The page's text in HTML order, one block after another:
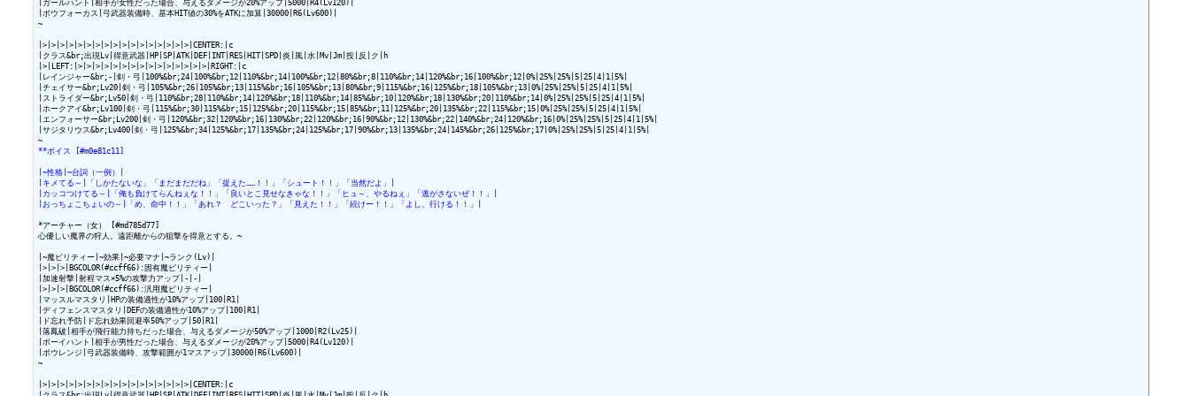
|ガールハント|相手が女性だった場合、与えるダメージが20%アップ|5000|R4(Lv120)|
|ボウフォーカス|弓武器装備時、基本HIT値の30%をATKに加算|30000|R6(Lv600)|
~
|>|>|>|>|>|>|>|>|>|>|>|>|>|>|>|>|>|CENTER:|c
|クラス&br;出現Lv|得意武器|HP|SP|ATK|DEF|INT|RES|HIT|SPD|炎|風|水|Mv|Jm|投|反|ク|h
|>|LEFT:|>|>|>|>|>|>|>|>|>|>|>|>|>|>|>|RIGHT:|c
|レインジャー&br;-|剣・弓|100%&br;24|100%&br;12|110%&br;14|100%&br;12|80%&br;8|110%&br;14|120%&br;16|100%&br;12|0%|25%|25%|5|25|4|1|5%|
|チェイサー&br;Lv20|剣・弓|105%&br;26|105%&br;13|115%&br;16|105%&br;13|80%&br;9|115%&br;16|125%&br;18|105%&br;13|0%|25%|25%|5|25|4|1|5%|
|ストライダー&br;Lv50|剣・弓|110%&br;28|110%&br;14|120%&br;18|110%&br;14|85%&br;10|120%&br;18|130%&br;20|110%&br;14|0%|25%|25%|5|25|4|1|5%|
|ホークアイ&br;Lv100|剣・弓|115%&br;30|115%&br;15|125%&br;20|115%&br;15|85%&br;11|125%&br;20|135%&br;22|115%&br;15|0%|25%|25%|5|25|4|1|5%|
|エンフォーサー&br;Lv200|剣・弓|120%&br;32|120%&br;16|130%&br;22|120%&br;16|90%&br;12|130%&br;22|140%&br;24|120%&br;16|0%|25%|25%|5|25|4|1|5%|
|サジタリウス&br;Lv400|剣・弓|125%&br;34|125%&br;17|135%&br;24|125%&br;17|90%&br;13|135%&br;24|145%&br;26|125%&br;17|0%|25%|25%|5|25|4|1|5%|
~
**ボイス [#m0e81c11]
|~性格|~台詞（一例）|
|キメてる～|「しかたないな」「まだまだだね」「捉えた……！！」「シュート！！」「当然だよ」|
|カッコつけてる～|「俺も負けてらんねぇな！！」「良いとこ見せなきゃな！！」「ヒュ～、やるねぇ」「逃がさないぜ！！」|
|おっちょこちょいの～|「め、命中！！」「あれ？　どこいった？」「見えた！！」「続けー！！」「よし、行ける！！」|
*アーチャー（女） [#md785d77]
心優しい魔界の狩人。遠距離からの狙撃を得意とする。~
|~魔ビリティー|~効果|~必要マナ|~ランク(Lv)|
|>|>|>|BGCOLOR(#ccff66):固有魔ビリティー|
|加速射撃|射程マス×5%の攻撃力アップ|-|-|
|>|>|>|BGCOLOR(#ccff66):汎用魔ビリティー|
|マッスルマスタリ|HPの装備適性が10%アップ|100|R1|
|ディフェンスマスタリ|DEFの装備適性が10%アップ|100|R1|
|ド忘れ予防|ド忘れ効果回避率50%アップ|50|R1|
|落鳳破|相手が飛行能力持ちだった場合、与えるダメージが50%アップ|1000|R2(Lv25)|
|ボーイハント|相手が男性だった場合、与えるダメージが20%アップ|5000|R4(Lv120)|
|ボウレンジ|弓武器装備時、攻撃範囲が1マスアップ|30000|R6(Lv600)|
~
|>|>|>|>|>|>|>|>|>|>|>|>|>|>|>|>|>|CENTER:|c